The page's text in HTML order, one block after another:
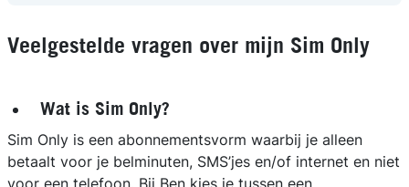
Veelgestelde vragen over mijn Sim Only
Wat is Sim Only?
Sim Only is een abonnementsvorm waarbij je alleen
betaalt voor je belminuten, SMS’jes en/of internet en niet
voor een telefoon. Bij Ben kies je tussen een